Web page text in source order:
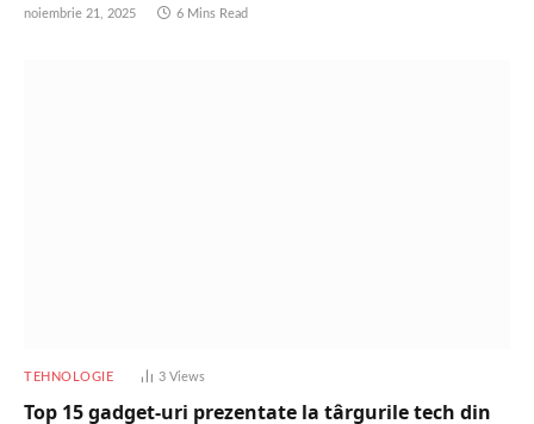
noiembrie 21, 2025 6 Mins Read
TEHNOLOGIE 3 Views
Top 15 gadget-uri prezentate la târgurile tech din